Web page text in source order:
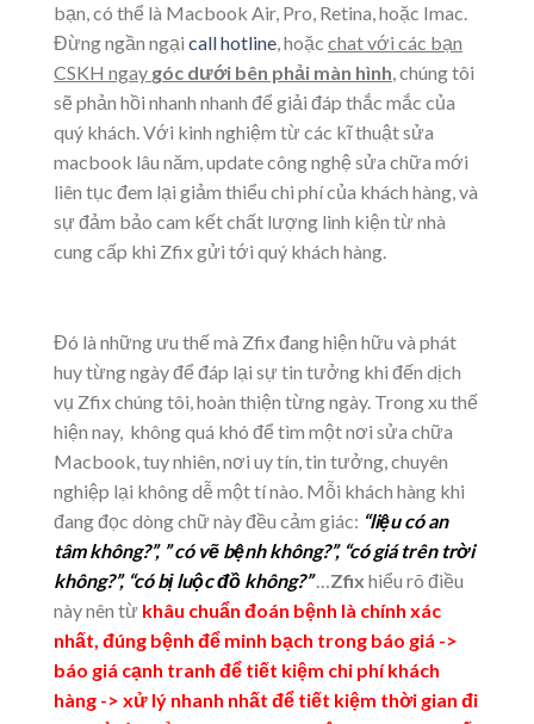
bạn, có thể là Macbook Air, Pro, Retina, hoặc Imac.
Đừng ngần ngại call hotline, hoặc chat với các bạn
CSKH ngay góc dưới bên phải màn hình,chúng tôi
sẽ phản hồi nhanh nhanh để giải đáp thắc mắc của
quý khách. Với kinh nghiệm từ các kĩ thuật sửa
macbook lâu năm, update công nghệ sửa chữa mới
liên tục đem lại giảm thiểu chi phí của khách hàng, và
sự đảm bảo cam kết chất lượng linh kiện từ nhà
cung cấp khi Zfix gửi tới quý khách hàng.
Đó là những ưu thế mà Zfix đang hiện hữu và phát
huy từng ngày để đáp lại sự tin tưởng khi đến dịch
vụ Zfix chúng tôi, hoàn thiện từng ngày. Trong xu thế
hiện nay, không quá khó để tìm một nơi sửa chữa
Macbook, tuy nhiên, nơi uy tín, tin tưởng, chuyên
nghiệp lại không dễ một tí nào. Mỗi khách hàng khi
đang đọc dòng chữ này đều cảm giác: “liệu có an
tâm không?”, ” có vẽ bệnh không?”, “có giá trên trời
không?”, “có bị luộc đồ không?” …Zfix hiểu rõ điều
này nên từ khâu chuẩn đoán bệnh là chính xác
nhất, đúng bệnh để minh bạch trong báo giá ->
báo giá cạnh tranh để tiết kiệm chi phí khách
hàng -> xử lý nhanh nhất để tiết kiệm thời gian đi